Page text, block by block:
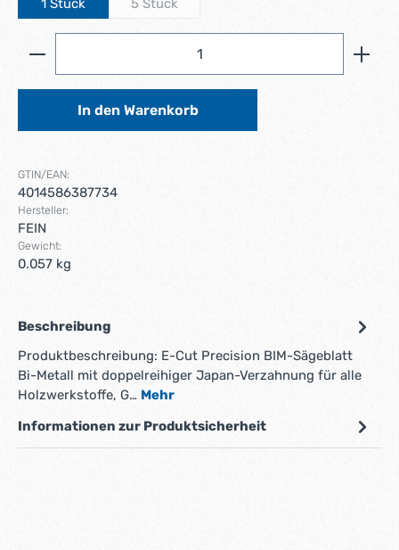
1 Stück 5 Stück
Produkt Anzahl: Gib den gewünschten Wert ein
In den Warenkorb
GTIN/EAN:
4014586387734
Hersteller:
FEIN
Gewicht:
0.057 kg
Beschreibung
Produktbeschreibung: E-Cut Precision BIM-Sägeblatt
Bi-Metall mit doppelreihiger Japan-Verzahnung für alle
Holzwerkstoffe, G… Mehr
Informationen zur Produktsicherheit